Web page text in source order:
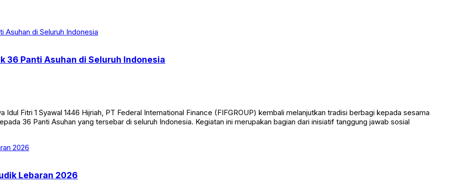
36 Panti Asuhan di Seluruh Indonesia
Idul Fitri 1 Syawal 1446 Hijriah, PT Federal International Finance (FIFGROUP) kembali melanjutkan tradisi berbagi kepada sesama
36 Panti Asuhan yang tersebar di seluruh Indonesia. Kegiatan ini merupakan bagian dari inisiatif tanggung jawab sosial
Lebaran 2026